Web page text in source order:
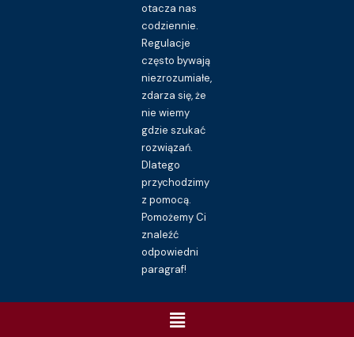
otacza nas
codziennie.
Regulacje
często bywają
niezrozumiałe,
zdarza się, że
nie wiemy
gdzie szukać
rozwiązań.
Dlatego
przychodzimy
z pomocą.
Pomożemy Ci
znaleźć
odpowiedni
paragraf!
Menu